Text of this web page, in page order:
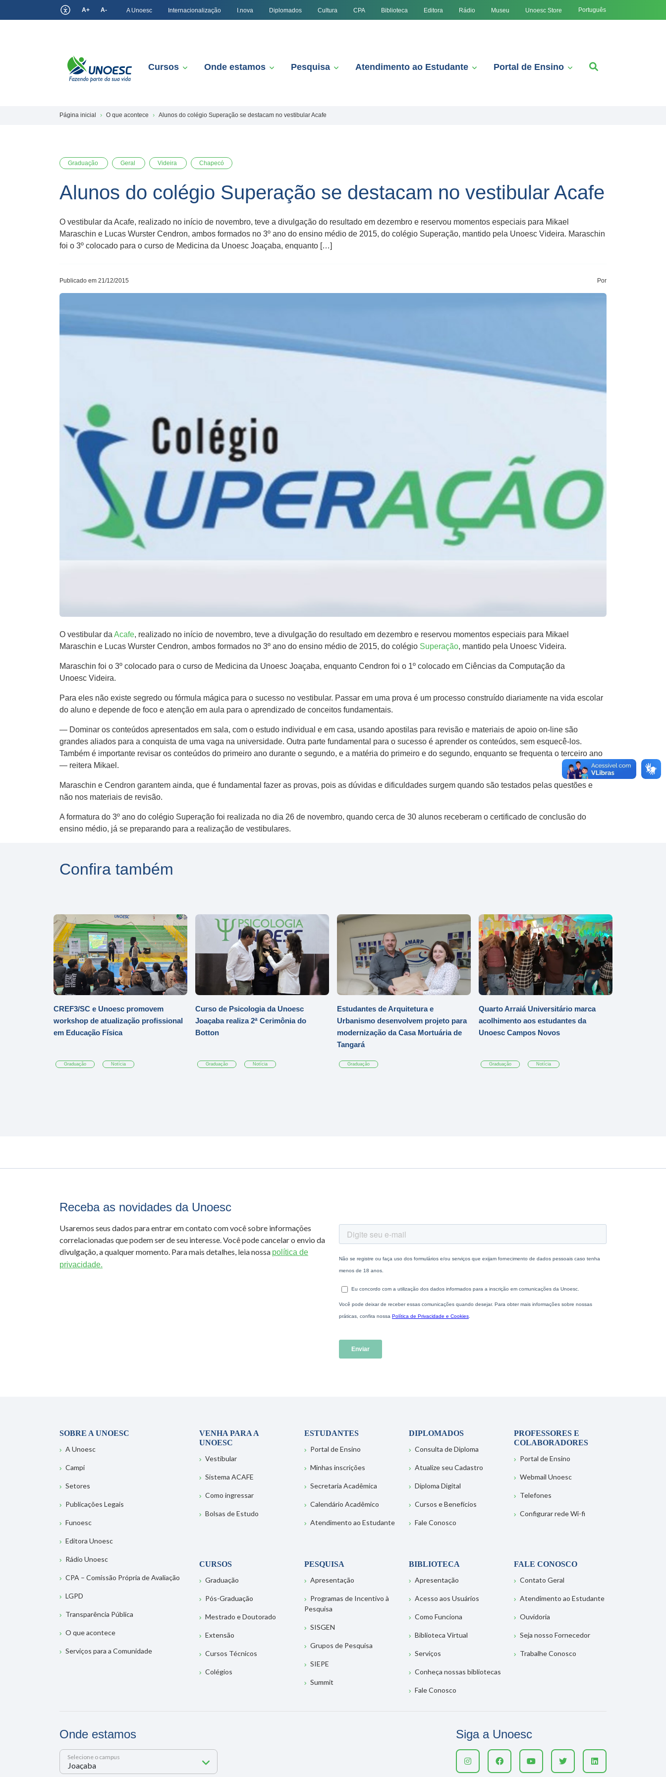
A+ A- A Unoesc Internacionalização I.nova Diplomados Cultura CPA Biblioteca Editora Rádio Museu Unoesc Store Português
Cursos Onde estamos Pesquisa Atendimento ao Estudante Portal de Ensino
Página inicial O que acontece Alunos do colégio Superação se destacam no vestibular Acafe
Graduação Geral Videira Chapecó
Alunos do colégio Superação se destacam no vestibular Acafe
O vestibular da Acafe, realizado no início de novembro, teve a divulgação do resultado em dezembro e reservou momentos especiais para Mikael
Maraschin e Lucas Wurster Cendron, ambos formados no 3º ano do ensino médio de 2015, do colégio Superação, mantido pela Unoesc Videira. Maraschin
foi o 3º colocado para o curso de Medicina da Unoesc Joaçaba, enquanto […]
Publicado em 21/12/2015 Por
O vestibular da Acafe, realizado no início de novembro, teve a divulgação do resultado em dezembro e reservou momentos especiais para Mikael
Maraschin e Lucas Wurster Cendron, ambos formados no 3º ano do ensino médio de 2015, do colégio Superação, mantido pela Unoesc Videira.
Maraschin foi o 3º colocado para o curso de Medicina da Unoesc Joaçaba, enquanto Cendron foi o 1º colocado em Ciências da Computação da
Unoesc Videira.
Para eles não existe segredo ou fórmula mágica para o sucesso no vestibular. Passar em uma prova é um processo construído diariamente na vida escolar
do aluno e depende de foco e atenção em aula para o aprendizado de conceitos fundamentais.
— Dominar os conteúdos apresentados em sala, com o estudo individual e em casa, usando apostilas para revisão e materiais de apoio on-line são
grandes aliados para a conquista de uma vaga na universidade. Outra parte fundamental para o sucesso é aprender os conteúdos, sem esquecê-los.
Também é importante revisar os conteúdos do primeiro ano durante o segundo, e a matéria do primeiro e do segundo, enquanto se frequenta o terceiro ano
— reitera Mikael.
Maraschin e Cendron garantem ainda, que é fundamental fazer as provas, pois as dúvidas e dificuldades surgem quando são testados pelas questões e
não nos materiais de revisão.
A formatura do 3º ano do colégio Superação foi realizada no dia 26 de novembro, quando cerca de 30 alunos receberam o certificado de conclusão do
ensino médio, já se preparando para a realização de vestibulares.
Confira também
CREF3/SC e Unoesc promovem
workshop de atualização profissional
em Educação Física
Graduação Notícia
Curso de Psicologia da Unoesc
Joaçaba realiza 2ª Cerimônia do
Botton
Graduação Notícia
Estudantes de Arquitetura e
Urbanismo desenvolvem projeto para
modernização da Casa Mortuária de
Tangará
Graduação
Quarto Arraiá Universitário marca
acolhimento aos estudantes da
Unoesc Campos Novos
Graduação Notícia
Receba as novidades da Unoesc
Usaremos seus dados para entrar em contato com você sobre informações
correlacionadas que podem ser de seu interesse. Você pode cancelar o envio da
divulgação, a qualquer momento. Para mais detalhes, leia nossa política de
privacidade.
SOBRE A UNOESC
A Unoesc
Campi
Setores
Publicações Legais
Funoesc
Editora Unoesc
Rádio Unoesc
CPA – Comissão Própria de Avaliação
LGPD
Transparência Pública
O que acontece
Serviços para a Comunidade
VENHA PARA A
UNOESC
Vestibular
Sistema ACAFE
Como ingressar
Bolsas de Estudo
ESTUDANTES
Portal de Ensino
Minhas inscrições
Secretaria Acadêmica
Calendário Acadêmico
Atendimento ao Estudante
DIPLOMADOS
Consulta de Diploma
Atualize seu Cadastro
Diploma Digital
Cursos e Benefícios
Fale Conosco
PROFESSORES E
COLABORADORES
Portal de Ensino
Webmail Unoesc
Telefones
Configurar rede Wi-fi
CURSOS
Graduação
Pós-Graduação
Mestrado e Doutorado
Extensão
Cursos Técnicos
Colégios
PESQUISA
Apresentação
Programas de Incentivo à
Pesquisa
SISGEN
Grupos de Pesquisa
SIEPE
Summit
BIBLIOTECA
Apresentação
Acesso aos Usuários
Como Funciona
Biblioteca Virtual
Serviços
Conheça nossas bibliotecas
Fale Conosco
FALE CONOSCO
Contato Geral
Atendimento ao Estudante
Ouvidoria
Seja nosso Fornecedor
Trabalhe Conosco
Onde estamos
Selecione o campus
Siga a Unoesc